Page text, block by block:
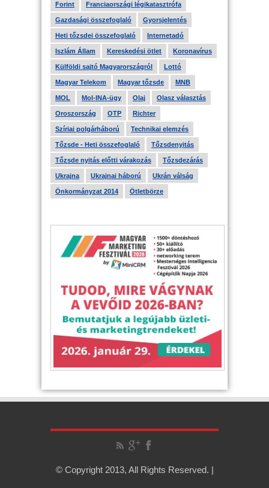
Forint Franciaországi légikatasztrófa
Gazdasági összefoglaló Gyorsjelentés
Heti tőzsdei összefoglaló Internetadó
Iszlám Állam Kereskedési ötlet Koronavírus
Külföldi sajtó Magyarországról Lottó
Magyar Telekom Magyar tőzsde MNB
MOL Mol-INA-ügy Olaj Olasz választás
Oroszország OTP Richter
Szíriai polgárháború Technikai elemzés
Tőzsde - Heti összefoglaló Tőzsdenyitás
Tőzsde nyitás előtti várakozás Tőzsdezárás
Ukrajna Ukrajnai háború Ukrán válság
Önkormányzat 2014 Ötletbörze
© Copyright 2013, All Rights Reserved. |